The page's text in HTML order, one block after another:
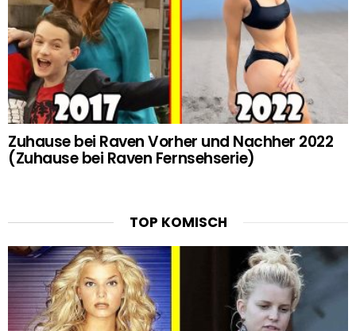
Zuhause bei Raven Vorher und Nachher 2022
(Zuhause bei Raven Fernsehserie)
TOP KOMISCH